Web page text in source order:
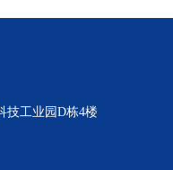
技工业园D栋4楼